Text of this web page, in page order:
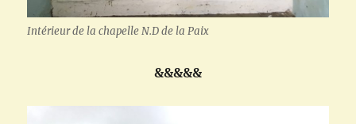
Intérieur de la chapelle N.D de la Paix
&&&&&